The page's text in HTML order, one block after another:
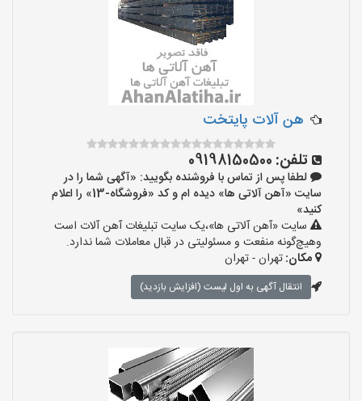
هن آلات پایتخت
تلفن: 09198150500
لطفا پس از تماس با فروشنده بگویید: «آگهی شما را در
سایت «آهن آلاتی ها» دیده ام و کد «فروشگاه-13» را اعلام
کنید»
سایت «آهن آلاتی ها»،یک سایت تبلیغات آهن آلات است
وهیچ‌گونه منفعت و مسئولیتی در قبال معاملات شما ندارد.
مکان:تهران - تهران
انتقال آگهی به اول لیست (افزایش بازدید)